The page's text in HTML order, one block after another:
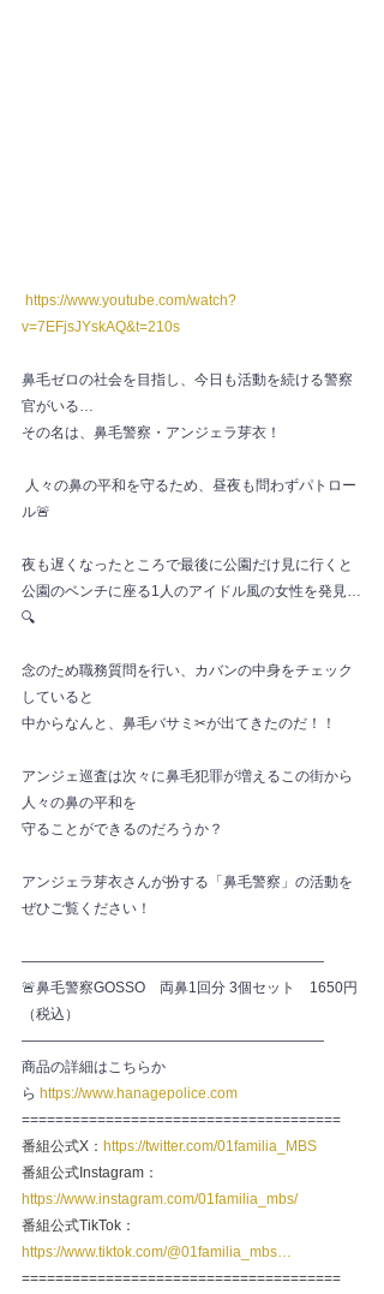
https://www.youtube.com/watch?
v=7EFjsJYskAQ&t=210s
鼻毛ゼロの社会を目指し、今日も活動を続ける警察
官がいる…
その名は、鼻毛警察・アンジェラ芽衣！
人々の鼻の平和を守るため、昼夜も問わずパトロー
ル🚨
夜も遅くなったところで最後に公園だけ見に行くと
公園のベンチに座る1人のアイドル風の女性を発見…
🔍
念のため職務質問を行い、カバンの中身をチェック
していると
中からなんと、鼻毛バサミ✂が出てきたのだ！！
アンジェ巡査は次々に鼻毛犯罪が増えるこの街から
人々の鼻の平和を
守ることができるのだろうか？
アンジェラ芽衣さんが扮する「鼻毛警察」の活動を
ぜひご覧ください！
—————————————————————
🚨鼻毛警察GOSSO　両鼻1回分 3個セット　1650円
（税込）
—————————————————————
商品の詳細はこちらか
ら https://www.hanagepolice.com
======================================
番組公式X： https://twitter.com/01familia_MBS
番組公式Instagram：
https://www.instagram.com/01familia_mbs/
番組公式TikTok：
https://www.tiktok.com/@01familia_mbs…
======================================